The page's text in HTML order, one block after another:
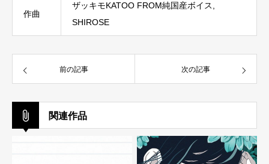
作曲
ザッキモKATOO FROM純国産ボイス,
SHIROSE
前の記事 次の記事
関連作品